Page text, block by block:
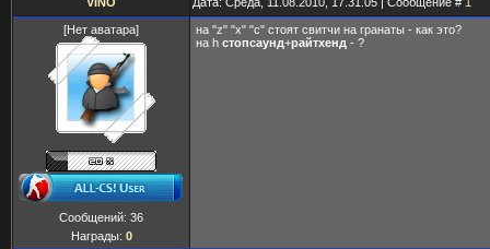
[Нет аватара]
Сообщений: 36
Награды: 0
на "z" "x" "c" стоят свитчи на гранаты - как это?
на h стопсаунд+райтхенд - ?